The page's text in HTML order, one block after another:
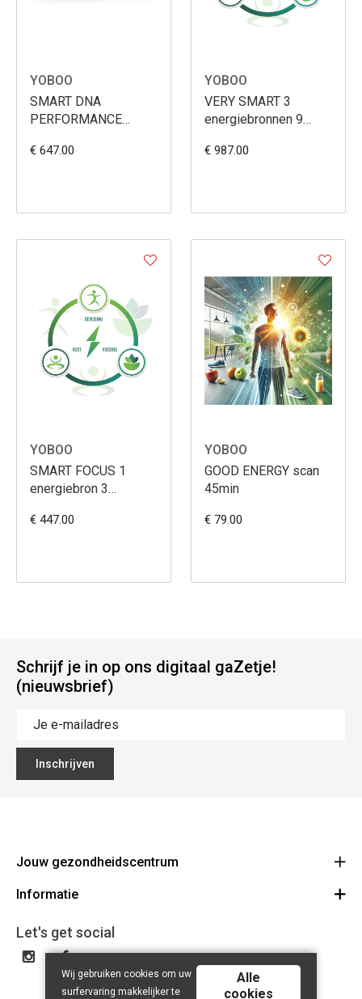
YOBOO
SMART DNA
PERFORMANCE
€ 647.00
YOBOO
VERY SMART 3
energiebronnen 9
€ 987.00
YOBOO
SMART FOCUS 1
energiebron 3
€ 447.00
YOBOO
GOOD ENERGY scan
45min
€ 79.00
Schrijf je in op ons digitaal gaZetje!
(nieuwsbrief)
Inschrijven
Jouw gezondheidscentrum
Z+ Center
Route
03 334 49 79
BE 0792 393 097
Informatie
Algemene voorwaarden
Cookie Disclaimer
Privacy policy
Let's get social
Wij gebruiken cookies om uw
surfervaring makkelijker te
Alle
cookies